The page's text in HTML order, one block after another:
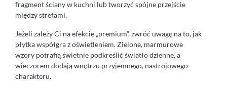
fragment ściany w kuchni lub tworzyć spójne przejście
między strefami.
Jeżeli zależy Ci na efekcie „premium”, zwróć uwagę na to, jak
płytka współgra z oświetleniem. Zielone, marmurowe
wzory potrafią świetnie podkreślić światło dzienne, a
wieczorem dodają wnętrzu przyjemnego, nastrojowego
charakteru.